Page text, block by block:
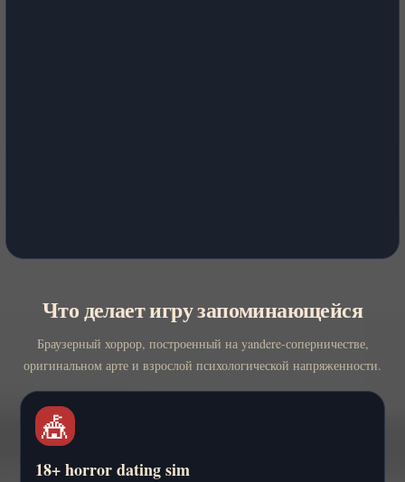
Что делает игру запоминающейся
Браузерный хоррор, построенный на yandere-соперничестве,
оригинальном арте и взрослой психологической напряженности.
🎪
18+ horror dating sim